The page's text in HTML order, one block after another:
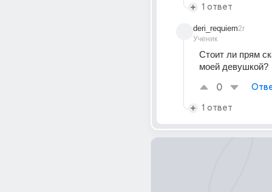
1 ответ
deri_requiem
Ученик
2г
Стоит ли прям
моей девушкой?
0
1 ответ